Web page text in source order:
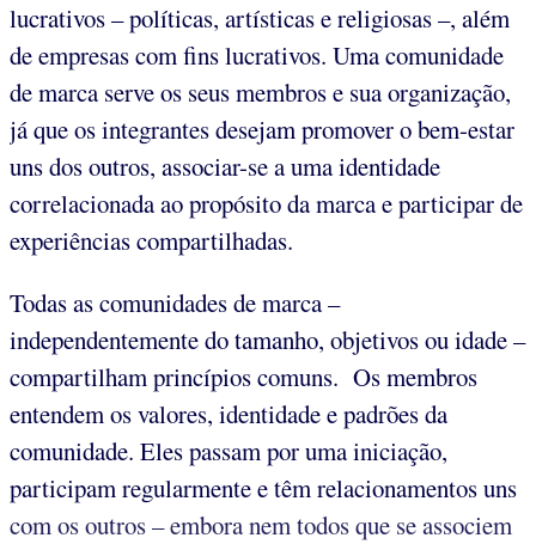
lucrativos – políticas, artísticas e religiosas –, além
de empresas com fins lucrativos. Uma comunidade
de marca serve os seus membros e sua organização,
já que os integrantes desejam promover o bem-estar
uns dos outros, associar-se a uma identidade
correlacionada ao propósito da marca e participar de
experiências compartilhadas.
Todas as comunidades de marca –
independentemente do tamanho, objetivos ou idade –
compartilham princípios comuns. Os membros
entendem os valores, identidade e padrões da
comunidade. Eles passam por uma iniciação,
participam regularmente e têm relacionamentos uns
com os outros – embora nem todos que se associem